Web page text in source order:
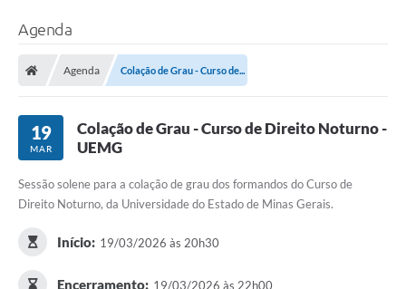
Agenda
Agenda Colação de Grau - Curso de...
19
MAR
Colação de Grau - Curso de Direito Noturno -
UEMG
Sessão solene para a colação de grau dos formandos do Curso de
Direito Noturno, da Universidade do Estado de Minas Gerais.
Início: 19/03/2026 às 20h30
Encerramento: 19/03/2026 às 22h00